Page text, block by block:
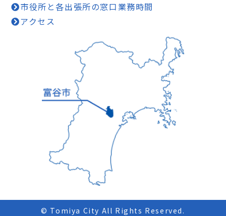
市役所と各出張所の窓口業務時間
アクセス
© Tomiya City All Rights Reserved.